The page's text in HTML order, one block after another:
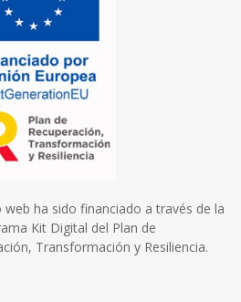
web ha sido financiado a través de la
Kit Digital del Plan de
Transformación y Resiliencia.